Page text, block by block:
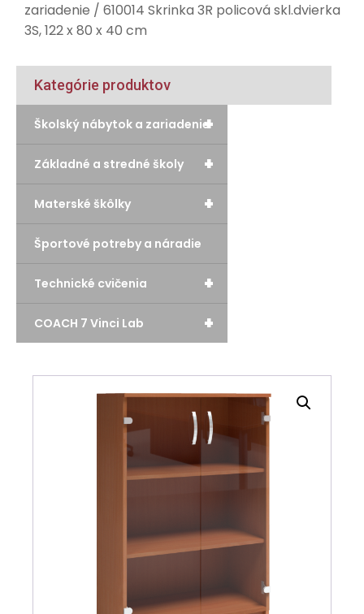
zariadenie / 610014 Skrinka 3R policová skl.dvierka
3S, 122 x 80 x 40 cm
Kategórie produktov
+
Školský nábytok a zariadenie
+
Základné a stredné školy
+
Materské škôlky
Športové potreby a náradie
+
Technické cvičenia
+
COACH 7 Vinci Lab